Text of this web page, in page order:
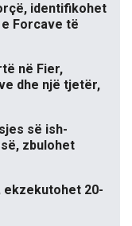
identifikohet
Forcave të
në Fier,
dhe një tjetër,
së ish-
zbulohet
ekzekutohet 20-